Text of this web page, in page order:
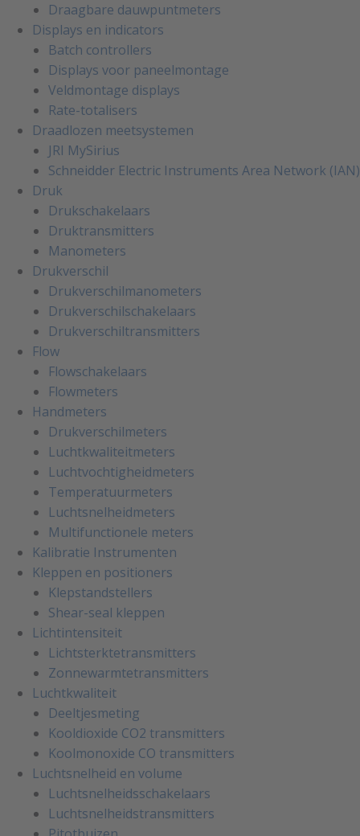
Draagbare dauwpuntmeters
Displays en indicators
Batch controllers
Displays voor paneelmontage
Veldmontage displays
Rate-totalisers
Draadlozen meetsystemen
JRI MySirius
Schneidder Electric Instruments Area Network (IAN)
Druk
Drukschakelaars
Druktransmitters
Manometers
Drukverschil
Drukverschilmanometers
Drukverschilschakelaars
Drukverschiltransmitters
Flow
Flowschakelaars
Flowmeters
Handmeters
Drukverschilmeters
Luchtkwaliteitmeters
Luchtvochtigheidmeters
Temperatuurmeters
Luchtsnelheidmeters
Multifunctionele meters
Kalibratie Instrumenten
Kleppen en positioners
Klepstandstellers
Shear-seal kleppen
Lichtintensiteit
Lichtsterktetransmitters
Zonnewarmtetransmitters
Luchtkwaliteit
Deeltjesmeting
Kooldioxide CO2 transmitters
Koolmonoxide CO transmitters
Luchtsnelheid en volume
Luchtsnelheidsschakelaars
Luchtsnelheidstransmitters